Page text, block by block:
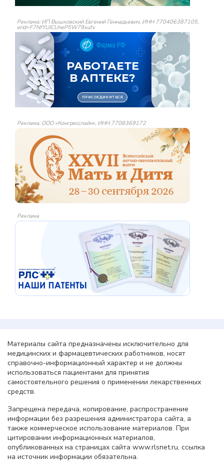
Реклама: ИП Вышковский Евгений Геннадьевич, ИНН 770406387105,
erid=F7NfYUJCUneP5W79xufv
Реклама: ООО «Конгресслайн», ИНН 7708369172
Реклама
Материалы сайта предназначены исключительно для
медицинских и фармацевтических работников, носят
справочно-информационный характер и не должны
использоваться пациентами для принятия
самостоятельного решения о применении лекарственных
средств.
Запрещена передача, копирование, распространение
информации без разрешения администратора сайта, а
также коммерческое использование материалов. При
цитировании информационных материалов,
опубликованных на страницах сайта www.rlsnet.ru, ссылка
на источник информации обязательна.